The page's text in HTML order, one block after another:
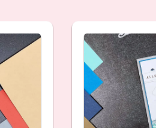
Blog
Gutscheine
Produkte erklärt
Über Stampin’ Up!